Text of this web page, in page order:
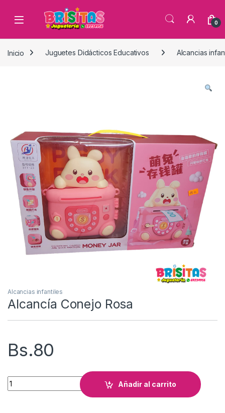
0
Inicio Juguetes Didácticos Educativos Alcancias
Alcancias infantiles
Alcancía Conejo Rosa
Bs.80
Alcancía Conejo Rosa cantidad
Añadir al carrito